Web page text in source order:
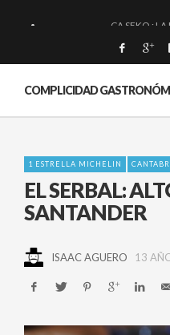
CA SEKO : LA
QUIQUE
EL BARUCO DE
COMPLICIDAD
1 ESTRELLA MICHELIN
EL SERBAL:
SANTANDER
ISAAC AGUERO 13